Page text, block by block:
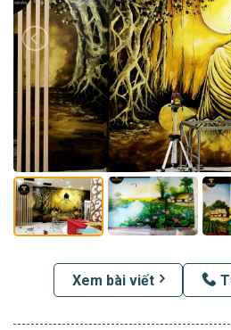
Xem bài viết